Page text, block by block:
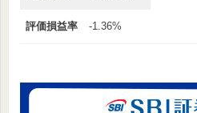
評価損益率 -1.36%